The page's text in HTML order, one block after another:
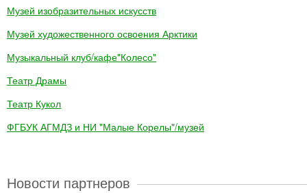
Музей изобразительных искусств
Музей художественного освоения Арктики
Музыкальный клуб/кафе"Колесо"
Театр Драмы
Театр Кукол
ФГБУК АГМДЗ и НИ "Малые Корелы"/музей
Новости партнеров